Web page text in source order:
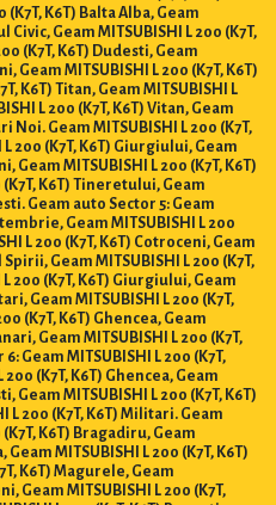
(K7T, K6T) Balta Alba, Geam
Civic, Geam MITSUBISHI L 200 (K7T,
(K7T, K6T) Dudesti, Geam
Geam MITSUBISHI L 200 (K7T, K6T)
K6T) Titan, Geam MITSUBISHI L
L 200 (K7T, K6T) Vitan, Geam
Noi. Geam MITSUBISHI L 200 (K7T,
200 (K7T, K6T) Giurgiului, Geam
Geam MITSUBISHI L 200 (K7T, K6T)
K6T) Tineretului, Geam
Geam auto Sector 5: Geam
Geam MITSUBISHI L 200
L 200 (K7T, K6T) Cotroceni, Geam
Geam MITSUBISHI L 200 (K7T,
200 (K7T, K6T) Giurgiului, Geam
Geam MITSUBISHI L 200 (K7T,
(K7T, K6T) Ghencea, Geam
Geam MITSUBISHI L 200 (K7T,
Geam MITSUBISHI L 200 (K7T,
(K7T, K6T) Ghencea, Geam
Geam MITSUBISHI L 200 (K7T, K6T)
L 200 (K7T, K6T) Militari. Geam
K6T) Bragadiru, Geam
Geam MITSUBISHI L 200 (K7T, K6T)
K6T) Magurele, Geam
Geam MITSUBISHI L 200 (K7T,